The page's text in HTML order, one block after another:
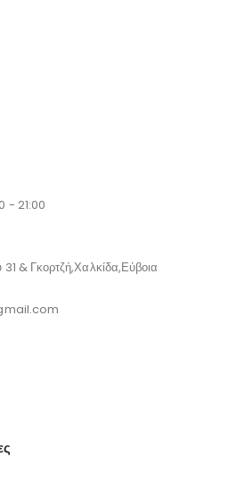
- 21:00
31 & Γκορτζή,Χαλκίδα,Εύβοια